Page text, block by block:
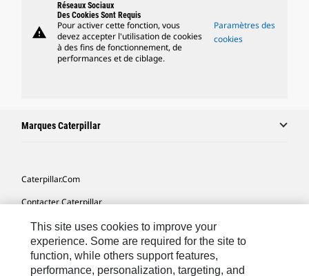
warning
Réseaux Sociaux
Des Cookies Sont Requis
Pour activer cette fonction, vous
devez accepter l'utilisation de cookies
à des fins de fonctionnement, de
performances et de ciblage.
Paramètres des
cookies
Marques Caterpillar
Caterpillar.com
Contacter Caterpillar
Mes Préférences Marketing
Plan Du Site
Cookie Settings
This site uses cookies to improve your
experience. Some are required for the site to
function, while others support features,
performance, personalization, targeting, and